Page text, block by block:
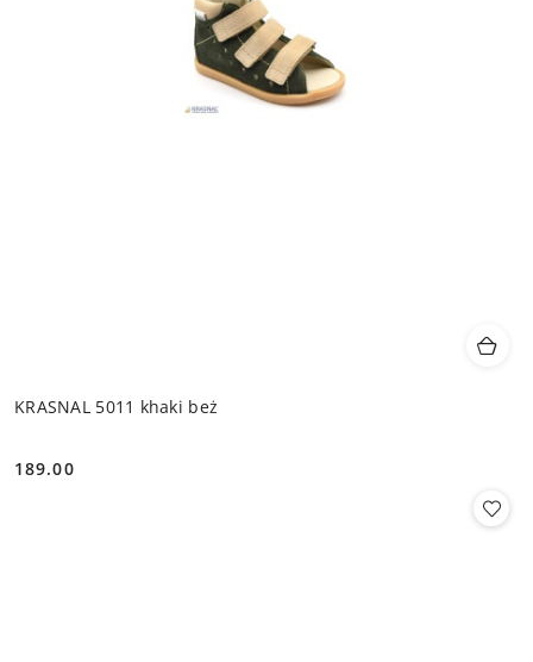
KRASNAL 5011 khaki beż
Cena:
189.00